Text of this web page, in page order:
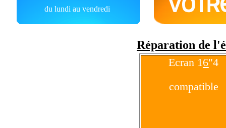
du lundi au vendredi
Réparation de
Ecran 16"4
compatible